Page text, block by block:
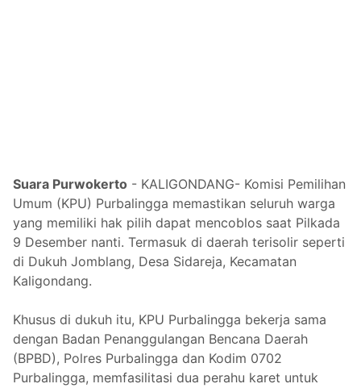
Suara Purwokerto - KALIGONDANG- Komisi Pemilihan
Umum (KPU) Purbalingga memastikan seluruh warga
yang memiliki hak pilih dapat mencoblos saat Pilkada
9 Desember nanti. Termasuk di daerah terisolir seperti
di Dukuh Jomblang, Desa Sidareja, Kecamatan
Kaligondang.
Khusus di dukuh itu, KPU Purbalingga bekerja sama
dengan Badan Penanggulangan Bencana Daerah
(BPBD), Polres Purbalingga dan Kodim 0702
Purbalingga, memfasilitasi dua perahu karet untuk